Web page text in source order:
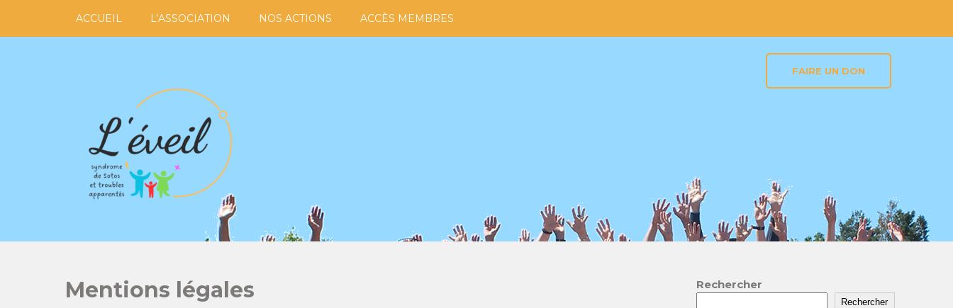
content
ACCUEIL L’ASSOCIATION NOS ACTIONS ACCÈS MEMBRES
L'Éveil
Association Du Syndrome De Sotos Et Troubles Apparentés
FAIRE UN DON
Mentions légales Rechercher
Rechercher